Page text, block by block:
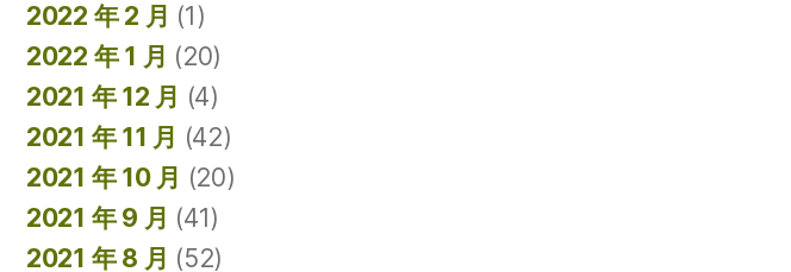
2022 年 2 月 (1)
2022 年 1 月 (20)
2021 年 12 月 (4)
2021 年 11 月 (42)
2021 年 10 月 (20)
2021 年 9 月 (41)
2021 年 8 月 (52)